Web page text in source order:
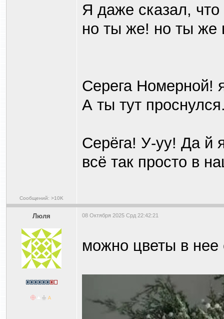
Сообщений: >10K
Я даже сказал,
но ты же! но ты же
Серега Номерной!
А ты тут
Серёга! У-уу! Да й
всё так просто в
Люля 08 Октября 2025 Срд 22:42:21
можно цветы в нее